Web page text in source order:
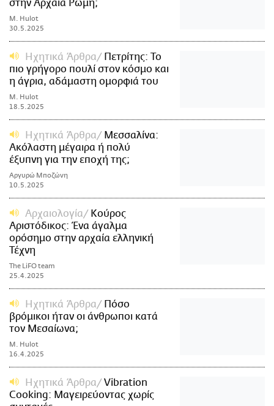
στην Αρχαία Ρώμη;
M. Hulot
30.5.2025
Ηχητικά Άρθρα
Πετρίτης: Το
πιο γρήγορο πουλί στον κόσμο και
η άγρια, αδάμαστη ομορφιά του
M. Hulot
18.5.2025
Ηχητικά Άρθρα
Μεσσαλίνα:
Ακόλαστη μέγαιρα ή πολύ
έξυπνη για την εποχή της;
Αργυρώ Μποζώνη
10.5.2025
Αρχαιολογία
Κούρος
Αριστόδικος: Ένα άγαλμα
ορόσημο στην αρχαία ελληνική
Τέχνη
The LiFO team
25.4.2025
Ηχητικά Άρθρα
Πόσο
βρόμικοι ήταν οι άνθρωποι κατά
τον Μεσαίωνα;
M. Hulot
16.4.2025
Ηχητικά Άρθρα
Vibration
Cooking: Μαγειρεύοντας χωρίς